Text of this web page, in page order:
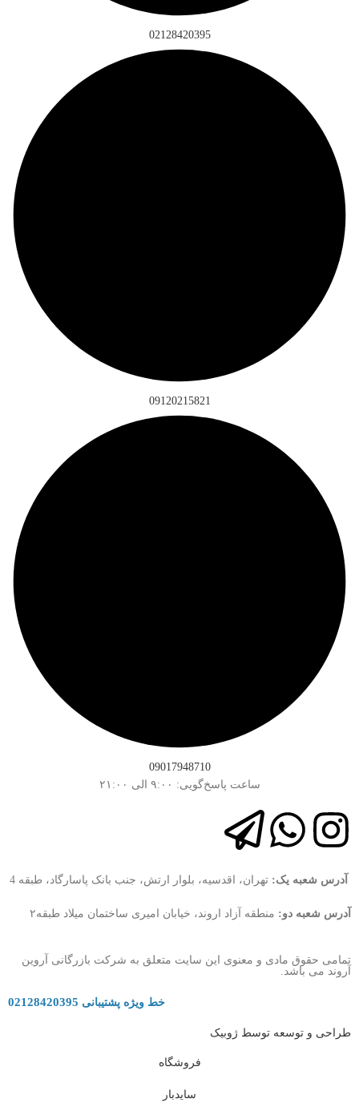
02128420395
09120215821
09017948710
ساعت پاسخ‌گویی: ۹:۰۰ الی ۲۱:۰۰
آدرس شعبه یک: تهران، اقدسیه، بلوار ارتش، جنب بانک پاسارگاد، طبقه 4
آدرس شعبه دو: منطقه آزاد اروند، خیابان امیری ساختمان میلاد طبقه۲
تمامی حقوق مادی و معنوی این سایت متعلق به شرکت بازرگانی آروین
آروند می باشد.
خط ویژه پشتیبانی 02128420395
طراحی و توسعه توسط ژوبیک
فروشگاه
سایدبار